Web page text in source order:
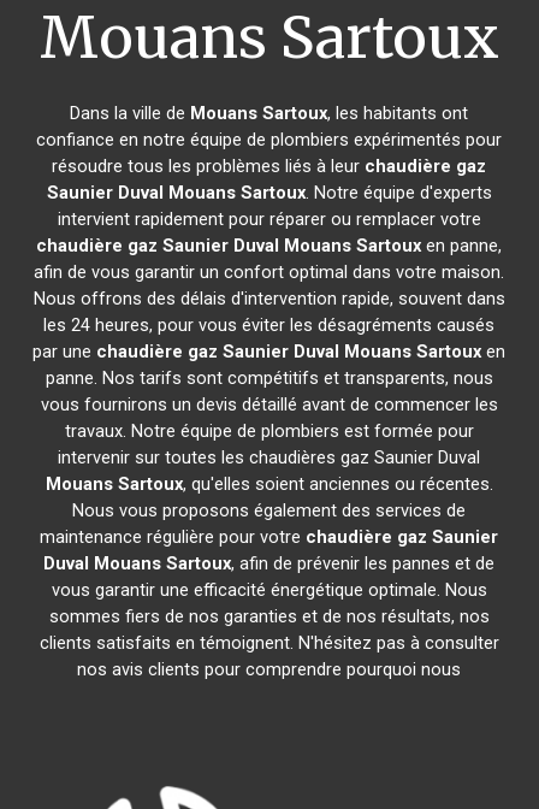
Mouans Sartoux
Dans la ville de Mouans Sartoux, les habitants ont
confiance en notre équipe de plombiers expérimentés pour
résoudre tous les problèmes liés à leur chaudière gaz
Saunier Duval Mouans Sartoux. Notre équipe d'experts
intervient rapidement pour réparer ou remplacer votre
chaudière gaz Saunier Duval Mouans Sartoux en panne,
afin de vous garantir un confort optimal dans votre maison.
Nous offrons des délais d'intervention rapide, souvent dans
les 24 heures, pour vous éviter les désagréments causés
par une chaudière gaz Saunier Duval Mouans Sartoux en
panne. Nos tarifs sont compétitifs et transparents, nous
vous fournirons un devis détaillé avant de commencer les
travaux. Notre équipe de plombiers est formée pour
intervenir sur toutes les chaudières gaz Saunier Duval
Mouans Sartoux, qu'elles soient anciennes ou récentes.
Nous vous proposons également des services de
maintenance régulière pour votre chaudière gaz Saunier
Duval Mouans Sartoux, afin de prévenir les pannes et de
vous garantir une efficacité énergétique optimale. Nous
sommes fiers de nos garanties et de nos résultats, nos
clients satisfaits en témoignent. N'hésitez pas à consulter
nos avis clients pour comprendre pourquoi nous